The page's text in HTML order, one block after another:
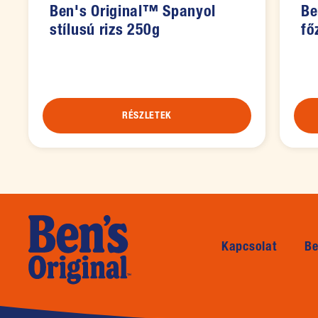
Ben's Original™ Spanyol
stílusú rizs 250g
RÉSZLETEK
Kapcsolat(opens